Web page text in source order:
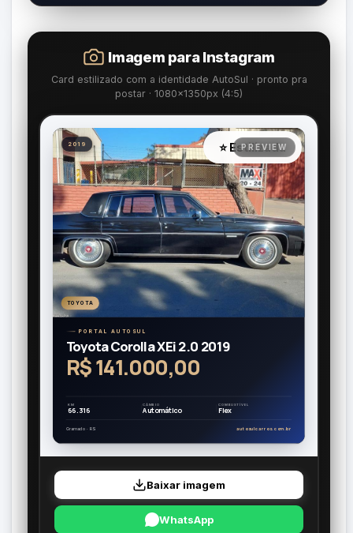
Imagem para Instagram
Card estilizado com a identidade AutoSul · pronto pra
postar · 1080×1350px (4:5)
2019
TOYOTA
PORTAL AUTOSUL
Toyota Corolla XEi 2.0 2019
R$ 141.000,00
KM
66.316
CÂMBIO
Automático
COMBUSTÍVEL
Flex
Gramado · RS autosulcarros.com.br
⭐ Estilizada
Baixar imagem
WhatsApp